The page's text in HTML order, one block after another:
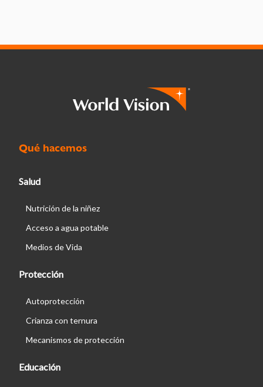
Qué hacemos
Salud
Nutrición de la niñez
Acceso a agua potable
Medios de Vida
Protección
Autoprotección
Crianza con ternura
Mecanismos de protección
Educación